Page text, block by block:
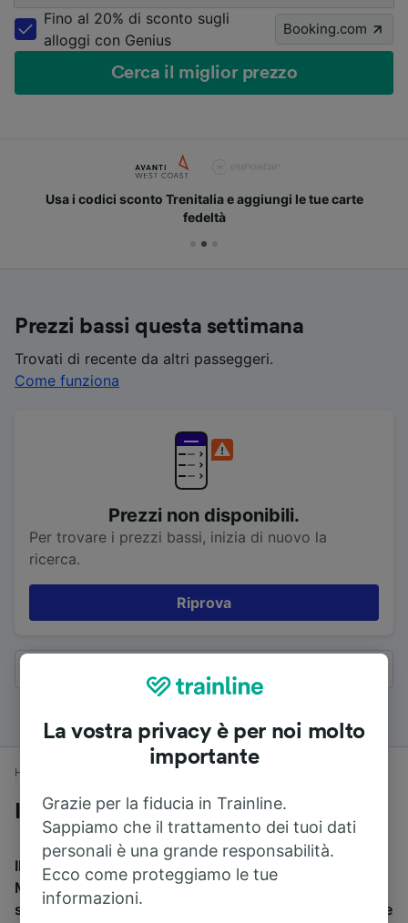
Fino al 20% di sconto sugli
alloggi con Genius
Booking.com
Cerca il miglior prezzo
Usa i codici sconto Trenitalia e aggiungi le tue carte
fedeltà
Prezzi bassi questa settimana
Trovati di recente da altri passeggeri.
Come funziona
Prezzi non disponibili.
Per trovare i prezzi bassi, inizia di nuovo la
ricerca.
Riprova
Home Coventry a Manchester
In treno da Coventry a Manchester
Il tempo di viaggio medio in treno da Coventry a
Manchester è di 2h 4min per percorrere 130 km. Ci
sono normalmente 16 treni al giorno e il treno più veloce
La vostra privacy è per noi molto
importante
Grazie per la fiducia in Trainline.
Sappiamo che il trattamento dei tuoi dati
personali è una grande responsabilità.
Ecco come proteggiamo le tue
informazioni.